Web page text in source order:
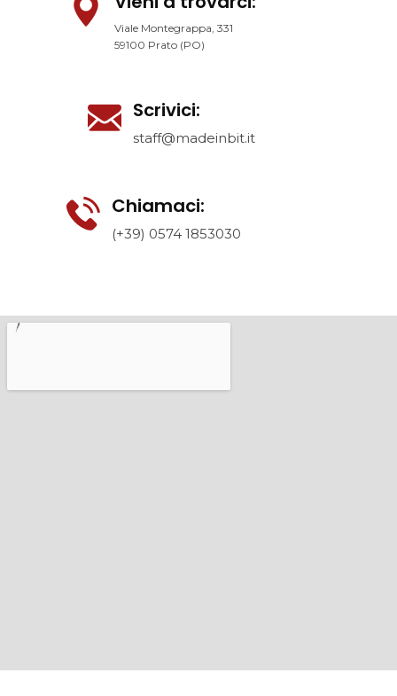
Viale Montegrappa, 331
59100 Prato (PO)
Scrivici:
staff@madeinbit.it
Chiamaci:
(+39) 0574 1853030